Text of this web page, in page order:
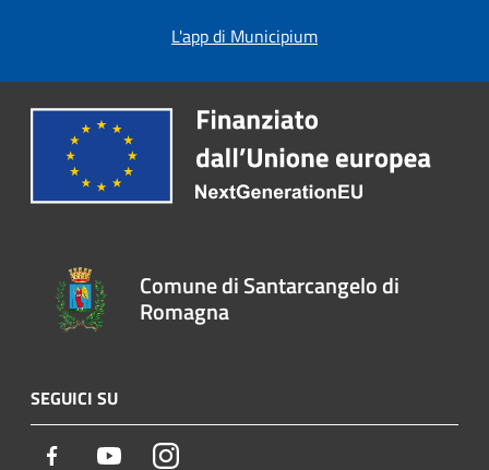
L'app di Municipium
Comune di Santarcangelo di
Romagna
SEGUICI SU
Facebook YoutubeInstagram